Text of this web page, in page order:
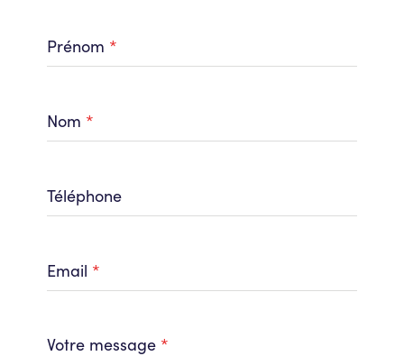
Prénom *
Nom *
Téléphone
Email *
Votre message *